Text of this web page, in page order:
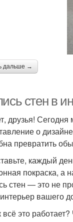
дальше →
стен в
друзья!
о
превратить
каждый
покраска, а
стен — это не
вашего
всё это